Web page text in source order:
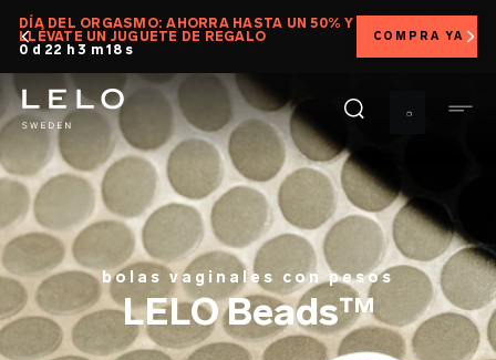
Pasar
contenido
principal
DÍA DEL ORGASMO: AHORRA HASTA UN 50% Y
LLÉVATE UN JUGUETE DE REGALO
0 d 22 h 3 m 17 s
COMPRA YA
bolas vaginales con pesos
LELO Beads™